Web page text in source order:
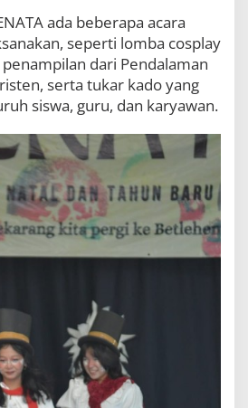
ada beberapa acara
seperti lomba cosplay
dari Pendalaman
serta tukar kado yang
siswa, guru, dan karyawan.